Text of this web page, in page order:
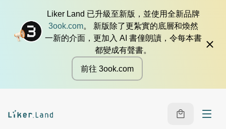
Liker Land 已升級至新版，並使用全新品牌
3ook.com。 新版除了更紮實的底層和煥然
一新的介面，更加入 AI 書僮朗讀，令每本書
都變成有聲書。
前往 3ook.com